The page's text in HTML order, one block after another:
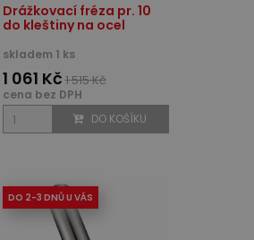
Drážkovací fréza pr. 10
do kleštiny na ocel
skladem 1 ks
1 061 Kč1 515 Kč
cena bez DPH
DO KOŠÍKU
DO 2-3 DNŮ U VÁS